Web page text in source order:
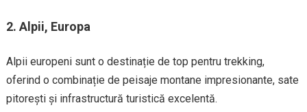
2. Alpii, Europa
Alpii europeni sunt o destinație de top pentru trekking,
oferind o combinație de peisaje montane impresionante, sate
pitorești și infrastructură turistică excelentă.